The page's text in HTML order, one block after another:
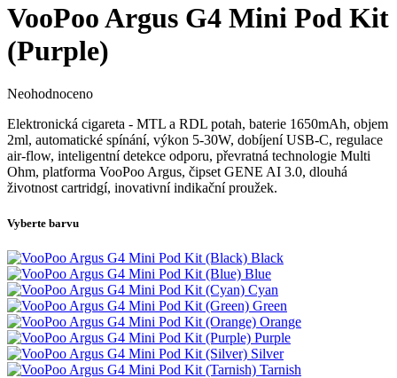
VooPoo Argus G4 Mini Pod Kit
(Purple)
Neohodnoceno
Elektronická cigareta - MTL a RDL potah, baterie 1650mAh, objem
2ml, automatické spínání, výkon 5-30W, dobíjení USB-C, regulace
air-flow, inteligentní detekce odporu, převratná technologie Multi
Ohm, platforma VooPoo Argus, čipset GENE AI 3.0, dlouhá
životnost cartridgí, inovativní indikační proužek.
Vyberte barvu
Black
Blue
Cyan
Green
Orange
Purple
Silver
Tarnish